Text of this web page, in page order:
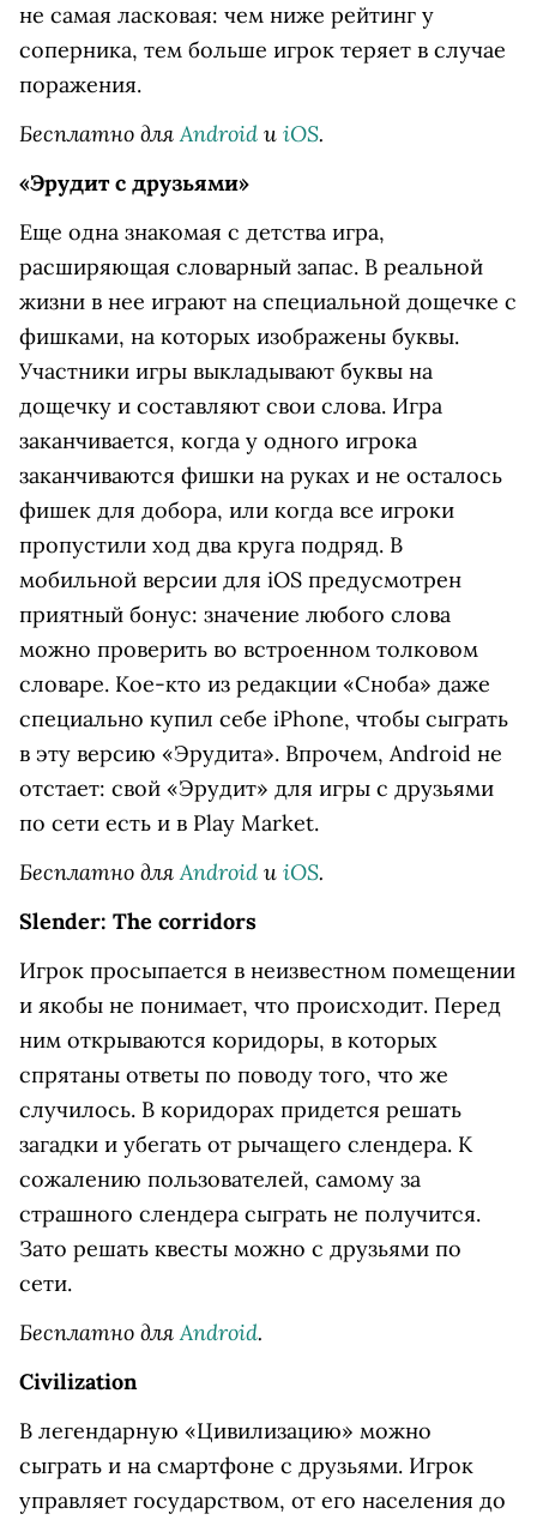
не самая ласковая: чем ниже рейтинг у
соперника, тем больше игрок теряет в случае
поражения.
Бесплатно дляAndroid и iOS.
«Эрудит c друзьями»
Еще одна знакомая с детства игра,
расширяющая словарный запас. В реальной
жизни в нее играют на специальной дощечке с
фишками, на которых изображены буквы.
Участники игры выкладывают буквы на
дощечку и составляют свои слова. Игра
заканчивается, когда у одного игрока
заканчиваются фишки на руках и не осталось
фишек для добора, или когда все игроки
пропустили ход два круга подряд. В
мобильной версии для iOS предусмотрен
приятный бонус: значение любого слова
можно проверить во встроенном толковом
словаре. Кое-кто из редакции «Сноба» даже
специально купил себе iPhone, чтобы сыграть
в эту версию «Эрудита». Впрочем, Android не
отстает: свой «Эрудит» для игры с друзьями
по сети есть и в Play Market.
Бесплатно дляAndroid и iOS.
Slender: The corridors
Игрок просыпается в неизвестном помещении
и якобы не понимает, что происходит. Перед
ним открываются коридоры, в которых
спрятаны ответы по поводу того, что же
случилось. В коридорах придется решать
загадки и убегать от рычащего слендера. К
сожалению пользователей, самому за
страшного слендера сыграть не получится.
Зато решать квесты можно с друзьями по
сети.
Бесплатно дляAndroid.
Civilization
В легендарную «Цивилизацию» можно
сыграть и на смартфоне с друзьями. Игрок
управляет государством, от его населения до